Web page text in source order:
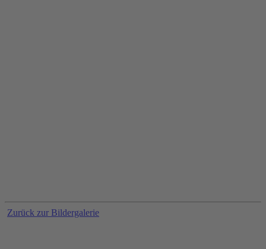
Zurück zur Bildergalerie